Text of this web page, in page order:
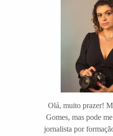
Olá, muito prazer!
Gomes, mas pode
jornalista por